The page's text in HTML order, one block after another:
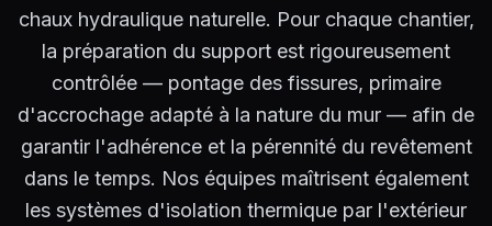
chaux hydraulique naturelle. Pour chaque chantier,
la préparation du support est rigoureusement
contrôlée — pontage des fissures, primaire
d'accrochage adapté à la nature du mur — afin de
garantir l'adhérence et la pérennité du revêtement
dans le temps. Nos équipes maîtrisent également
les systèmes d'isolation thermique par l'extérieur